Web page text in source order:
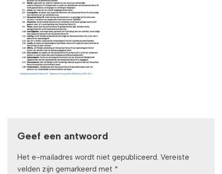
Geef een antwoord
Het e-mailadres wordt niet gepubliceerd. Vereiste
velden zijn gemarkeerd met *